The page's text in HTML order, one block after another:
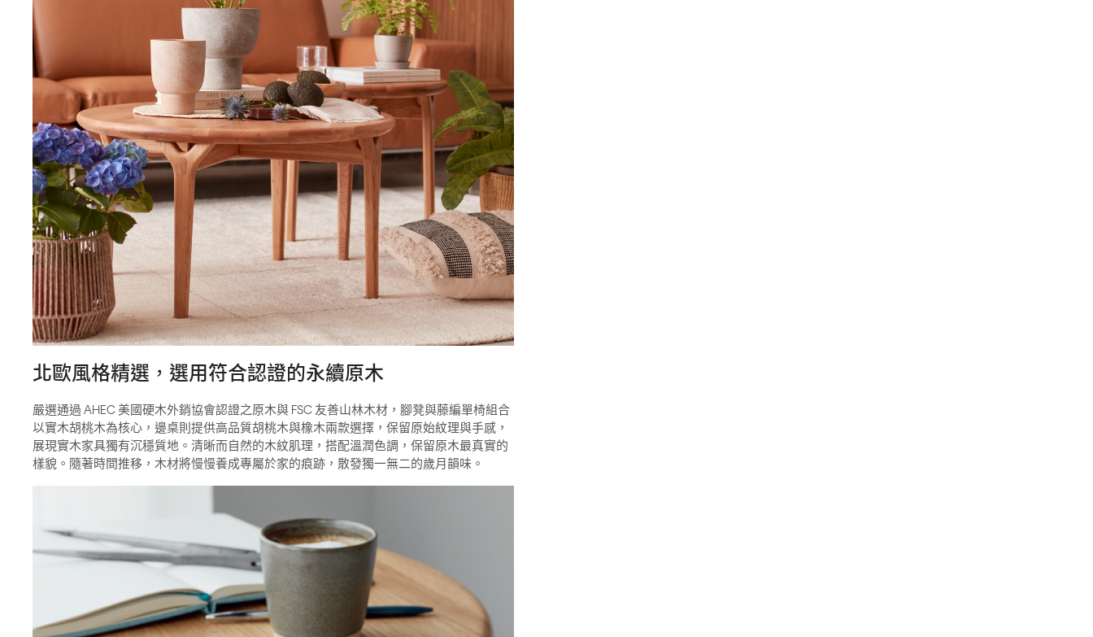
北歐風格精選，選用符合認證的永續原木
嚴選通過 AHEC 美國硬木外銷協會認證之原木與 FSC 友善山林木材，腳凳與藤編單椅組合
以實木胡桃木為核心，邊桌則提供高品質胡桃木與橡木兩款選擇，保留原始紋理與手感，
展現實木家具獨有沉穩質地。清晰而自然的木紋肌理，搭配溫潤色調，保留原木最真實的
樣貌。隨著時間推移，木材將慢慢養成專屬於家的痕跡，散發獨一無二的歲月韻味。